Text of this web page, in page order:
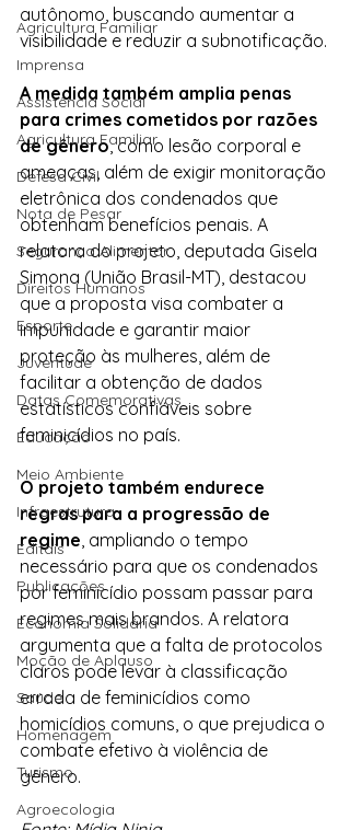
Agricultura Familiar
Imprensa
Assistência Social
Agricultura Familiar
Defesa Civil
Nota de Pesar
Segurança Alimentar
Direitos Humanos
Esporte
Juventude
Datas Comemorativas
Educação
Meio Ambiente
Infraestrutura
Editais
Publicações
Economia Solidária
Moção de Aplauso
Saúde
Homenagem
Turismo
Agroecologia
autônomo, buscando aumentar a
visibilidade e reduzir a subnotificação.
A medida também amplia penas
para crimes cometidos por razões
de gênero, como lesão corporal e
ameaças, além de exigir monitoração
eletrônica dos condenados que
obtenham benefícios penais. A
relatora do projeto, deputada Gisela
Simona (União Brasil-MT), destacou
que a proposta visa combater a
impunidade e garantir maior
proteção às mulheres, além de
facilitar a obtenção de dados
estatísticos confiáveis sobre
feminicídios no país.
O projeto também endurece
regras para a progressão de
regime, ampliando o tempo
necessário para que os condenados
por feminicídio possam passar para
regimes mais brandos. A relatora
argumenta que a falta de protocolos
claros pode levar à classificação
errada de feminicídios como
homicídios comuns, o que prejudica o
combate efetivo à violência de
gênero.